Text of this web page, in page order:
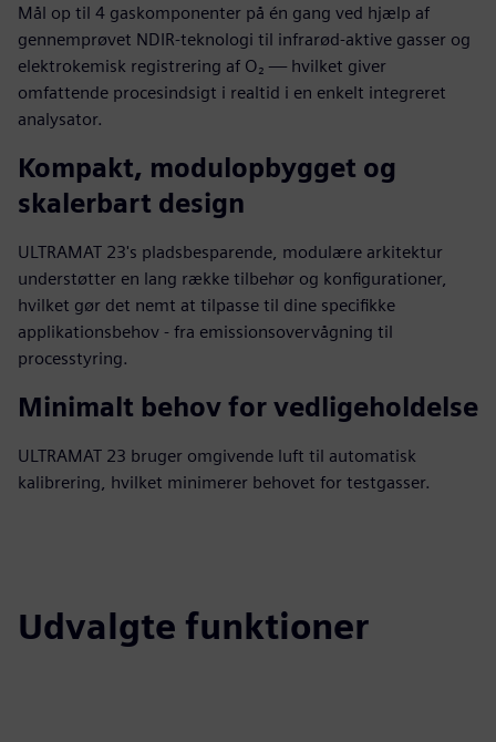
Mål op til 4 gaskomponenter på én gang ved hjælp af
gennemprøvet NDIR-teknologi til infrarød-aktive gasser og
elektrokemisk registrering af O₂ — hvilket giver
omfattende procesindsigt i realtid i en enkelt integreret
analysator.
Kompakt, modulopbygget og
skalerbart design
ULTRAMAT 23's pladsbesparende, modulære arkitektur
understøtter en lang række tilbehør og konfigurationer,
hvilket gør det nemt at tilpasse til dine specifikke
applikationsbehov - fra emissionsovervågning til
processtyring.
Minimalt behov for vedligeholdelse
ULTRAMAT 23 bruger omgivende luft til automatisk
kalibrering, hvilket minimerer behovet for testgasser.
Udvalgte funktioner